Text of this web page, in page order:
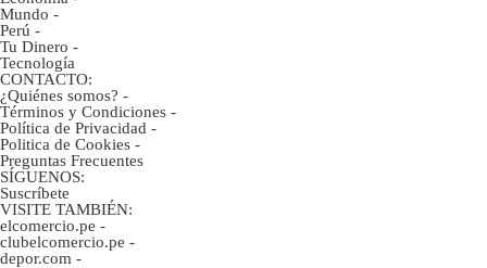
Mundo -
Perú -
Tu Dinero -
Tecnología
CONTACTO:
¿Quiénes somos? -
Términos y Condiciones -
Política de Privacidad -
Politica de Cookies -
Preguntas Frecuentes
SÍGUENOS:
Suscríbete
VISITE TAMBIÉN:
elcomercio.pe -
clubelcomercio.pe -
depor.com -